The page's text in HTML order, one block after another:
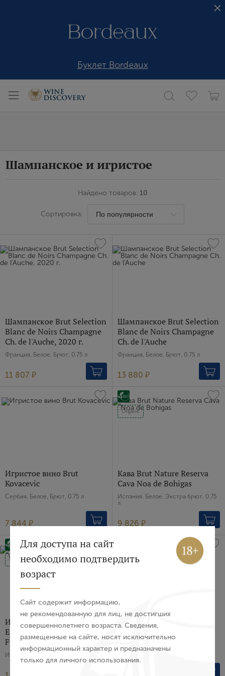
Буклет Bordeaux
Шампанское и игристое
Найдено товаров: 10
Сортировка:
Шампанское Brut Selection
Blanc de Noirs Champagne
Ch. de l'Auche, 2020 г.
Франция, Белое, Брют, 0.75 л
11 807 ₽
Шампанское Brut Selection
Blanc de Noirs Champagne
Ch. de l'Auche
Франция, Белое, Брют, 0.75 л
13 880 ₽
Игристое вино Brut
Kovacevic
Сербия, Белое, Брют, 0.75 л
7 844 ₽
Organic
Кава Brut Nature Reserva
Cava Noa de Bohigas
Испания, Белое, Экстра брют, 0.75
л
9 826 ₽
Organic
Игристое вино Brut
Emozione Villa
Franciacorta, 2020 г.
Италия, Белое, Брют, 0.75 л
Шампанское Brut Rose
Champagne Ch. de l'Auche
Для доступа на сайт
необходимо подтвердить
возраст
Сайт содержит информацию,
не рекомендованную для лиц, не достигших
совершеннолетнего возраста. Сведения,
размещенные на сайте, носят исключительно
информационный характер и предназначены
только для личного использования.
Вход Регистрация
Пароль
Войти